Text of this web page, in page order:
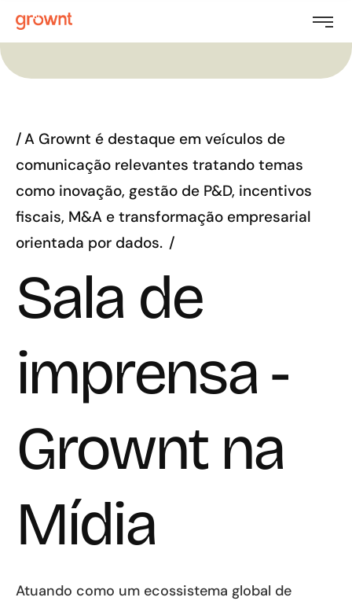
A Grownt é destaque em veículos de
comunicação relevantes tratando temas
como inovação, gestão de P&D, incentivos
fiscais, M&A e transformação empresarial
orientada por dados.
Sala de
imprensa -
Growntna
Mídia
Atuando como um ecossistema global de